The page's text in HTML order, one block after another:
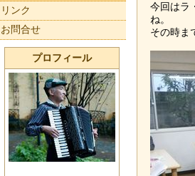
今回はラ
ね。
その時ま
リンク
お問合せ
プロフィール